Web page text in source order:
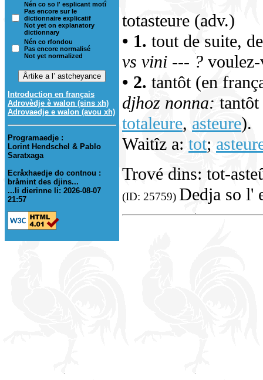
Nén co so l' esplicant motî
Pas encore sur le
dictionnaire explicatif
Not yet on explanatory
dictionnary
Nén co rfondou
Pas encore normalisé
Not yet normalized
Introduction en français
Adrovèdje è walon (sins xh)
Adrovaedje e walon (avou xh)
Programaedje :
Lorint Hendschel & Pablo
Saratxaga
Ecråxhaedje do contnou :
bråmint des djins...
...li dierinne li: 2026-08-07
21:57
totasteure (adv.)
• 1. tout de suite,
vs vini --- ?
• 2. tantôt (en
djhoz nonna:
totaleure, asteure).
Waitîz a: tot;
Trové dins: tot-
(ID: 25759) Dedja so l'